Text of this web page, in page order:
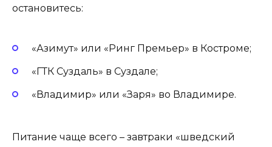
остановитесь:
«Азимут» или «Ринг Премьер» в Костроме;
«ГТК Суздаль» в Суздале;
«Владимир» или «Заря» во Владимире.
Питание чаще всего – завтраки «шведский